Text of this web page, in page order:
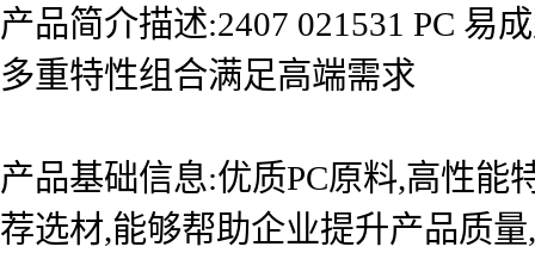
产品简介描述:2407 021531 PC 易
多重特性组合满足高端需求
产品基础信息:优质PC原料,高性能
荐选材,能够帮助企业提升产品质